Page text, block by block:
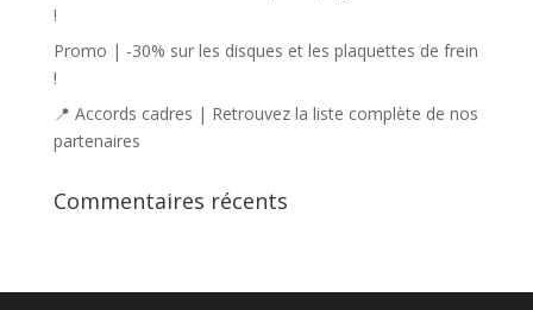
!
Promo | -30% sur les disques et les plaquettes de frein
!
📍 Accords cadres | Retrouvez la liste complète de nos
partenaires
Commentaires récents